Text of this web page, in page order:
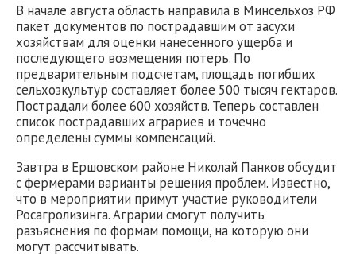
В начале августа область направила в Минсельхоз РФ
пакет документов по пострадавшим от засухи
хозяйствам для оценки нанесенного ущерба и
последующего возмещения потерь. По
предварительным подсчетам, площадь погибших
сельхозкультур составляет более 500 тысяч гектаров.
Пострадали более 600 хозяйств. Теперь составлен
список пострадавших аграриев и точечно
определены суммы компенсаций.
Завтра в Ершовском районе Николай Панков обсудит
с фермерами варианты решения проблем. Известно,
что в мероприятии примут участие руководители
Росагролизинга. Аграрии смогут получить
разъяснения по формам помощи, на которую они
могут рассчитывать.